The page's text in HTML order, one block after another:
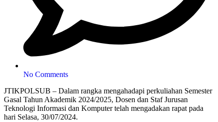
No Comments
JTIKPOLSUB – Dalam rangka mengahadapi perkuliahan Semester
Gasal Tahun Akademik 2024/2025, Dosen dan Staf Jurusan
Teknologi Informasi dan Komputer telah mengadakan rapat pada
hari Selasa, 30/07/2024.